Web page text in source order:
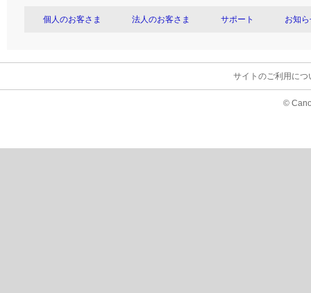
個人のお客さま 法人のお客さま サポート お知
サイトのご利用につ
©